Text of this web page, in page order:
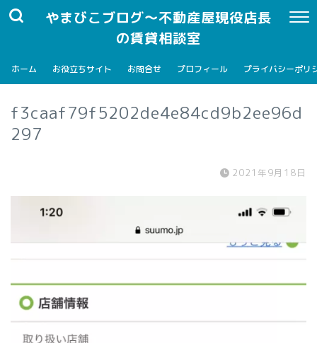
やまびこブログ～不動産屋現役店長
の賃貸相談室
ホーム お役立ちサイト お問合せ プロフィール プライバシーポリ
f3caaf79f5202de4e84cd9b2ee96d
297
2021年9月18日